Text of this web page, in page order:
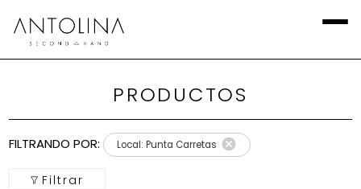
PRODUCTOS
FILTRANDO POR: Local: Punta Carretas
Filtrar
Filtros
Local